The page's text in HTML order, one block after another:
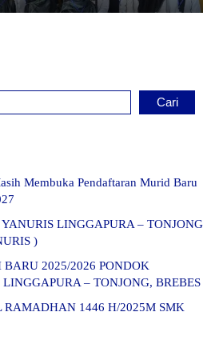
Cari
Membuka Pendaftaran Murid Baru
LINGGAPURA – TONJONG
)
2025/2026 PONDOK
– TONJONG, BREBES
RAMADHAN 1446 H/2025M SMK